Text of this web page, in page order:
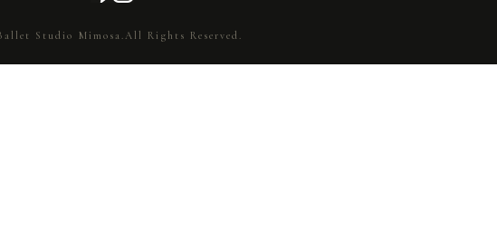
Studio Mimosa.All Rights Reserved.